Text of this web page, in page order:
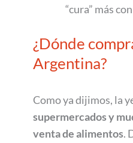
“cura” más
¿Dónde
Argentina?
Como ya dijimos, la
supermercados y
venta de alimentos.